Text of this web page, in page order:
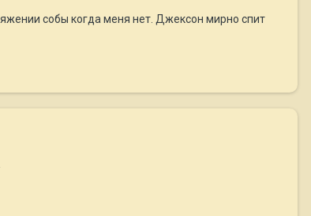
собы когда меня нет. Джексон мирно спит